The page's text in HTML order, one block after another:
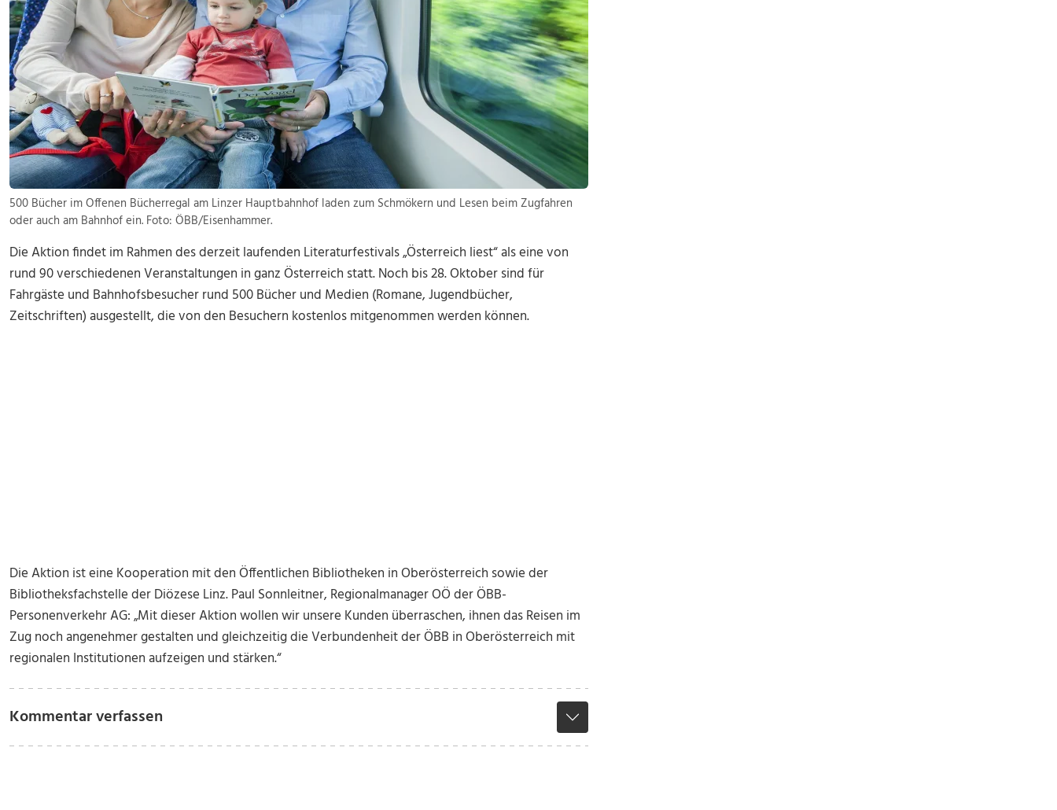
500 Bücher im Offenen Bücherregal am Linzer Hauptbahnhof laden zum Schmökern und Lesen beim Zugfahren
oder auch am Bahnhof ein. Foto: ÖBB/Eisenhammer.
Die Aktion findet im Rahmen des derzeit laufenden Literaturfestivals „Österreich liest“ als eine von
rund 90 verschiedenen Veranstaltungen in ganz Österreich statt. Noch bis 28. Oktober sind für
Fahrgäste und Bahnhofsbesucher rund 500 Bücher und Medien (Romane, Jugendbücher,
Zeitschriften) ausgestellt, die von den Besuchern kostenlos mitgenommen werden können.
Die Aktion ist eine Kooperation mit den Öffentlichen Bibliotheken in Oberösterreich sowie der
Bibliotheksfachstelle der Diözese Linz. Paul Sonnleitner, Regionalmanager OÖ der ÖBB-
Personenverkehr AG: „Mit dieser Aktion wollen wir unsere Kunden überraschen, ihnen das Reisen im
Zug noch angenehmer gestalten und gleichzeitig die Verbundenheit der ÖBB in Oberösterreich mit
regionalen Institutionen aufzeigen und stärken.“
Kommentar verfassen